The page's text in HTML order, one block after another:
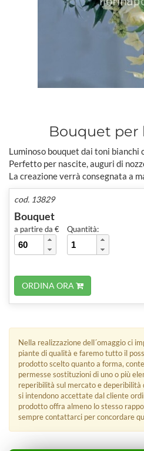
Bouquet per
Luminoso bouquet dai toni bianchi
Perfetto per nascite, auguri di
La creazione verrà consegnata a
cod. 13829
Bouquet
a partire da € Quantità:
ORDINA ORA
Nella realizzazione dell´omaggio ci
piante di qualità e faremo tutto il
prodotto scelto quanto a forma,
permesse sostituzioni di uno o più
reperibilità sul mercato e
si intendono accettate dal cliente
prodotto offra almeno lo stesso
sempre contattarci per concordare